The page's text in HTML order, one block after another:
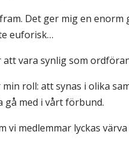
Det ger mig en
euforisk…
att vara synlig som
roll: att synas i olika
gå med i vårt förbund.
vi medlemmar lyckas